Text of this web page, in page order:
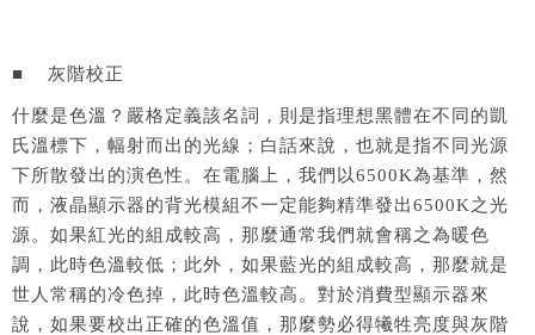
■ 灰階校正
什麼是色溫？嚴格定義該名詞，則是指理想黑體在不同的凱
氏溫標下，幅射而出的光線；白話來說，也就是指不同光源
下所散發出的演色性。在電腦上，我們以6500K為基準，然
而，液晶顯示器的背光模組不一定能夠精準發出6500K之光
源。如果紅光的組成較高，那麼通常我們就會稱之為暖色
調，此時色溫較低；此外，如果藍光的組成較高，那麼就是
世人常稱的冷色掉，此時色溫較高。對於消費型顯示器來
說，如果要校出正確的色溫值，那麼勢必得犧牲亮度與灰階